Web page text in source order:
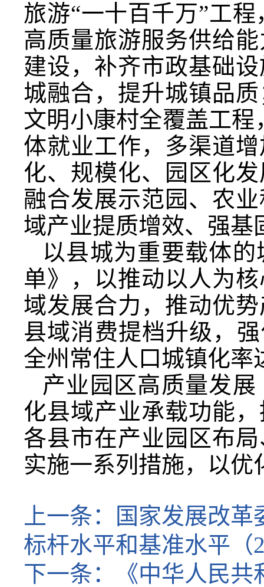
旅游“一十百千万”工
高质量旅游服务供给
建设，补齐市政基础
城融合，提升城镇品
文明小康村全覆盖工
体就业工作，多渠道
化、规模化、园区化
融合发展示范园、农
域产业提质增效、强基
以县城为重要载体
单》，以推动以人为
域发展合力，推动优
县域消费提档升级，
全州常住人口城镇化率
产业园区高质量发
化县域产业承载功能
各县市在产业园区布
实施一系列措施，以
上一条：
国家发展改革
标杆水平和基准水平（
下一条：
《中华人民